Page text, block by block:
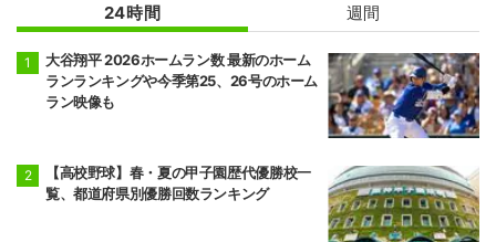
24時間 週間
大谷翔平 2026ホームラン数 最新のホーム
ランランキングや今季第25、26号のホーム
ラン映像も
【高校野球】春・夏の甲子園歴代優勝校一
覧、都道府県別優勝回数ランキング